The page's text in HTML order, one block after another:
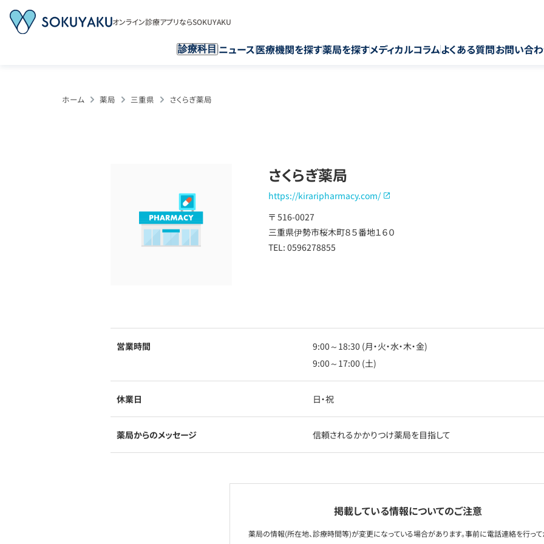
オンライン診療アプリならSOKUYAKU
診療科目 ニュース医療機関を探す薬局を探すメディカルコラムよくある質問お問い合
ホーム 薬局 三重県 さくらぎ薬局
さくらぎ薬局
https://kiraripharmacy.com/
〒 516-0027
三重県伊勢市桜木町８５番地１６０
TEL: 0596278855
営業時間
9:00～18:30 (月・火・水・木・金)
9:00～17:00 (土)
休業日 日・祝
薬局からのメッセージ 信頼されるかかりつけ薬局を目指して
掲載している情報についてのご注意
薬局の情報(所在地、診療時間等)が変更になっている場合があります。事前に電話連絡を行っ